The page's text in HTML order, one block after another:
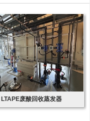
LTAPE废酸回收蒸发器